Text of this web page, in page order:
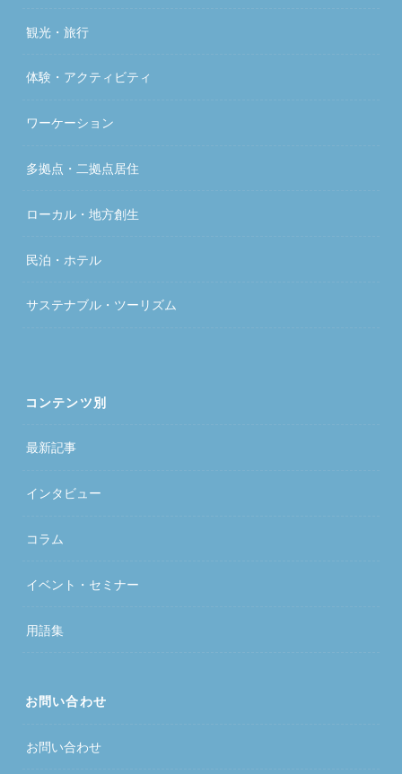
観光・旅行
体験・アクティビティ
ワーケーション
多拠点・二拠点居住
ローカル・地方創生
民泊・ホテル
サステナブル・ツーリズム
コンテンツ別
最新記事
インタビュー
コラム
イベント・セミナー
用語集
お問い合わせ
お問い合わせ